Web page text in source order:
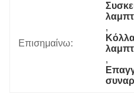
Επισημαίνω:
,
,